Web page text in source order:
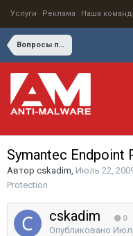
Услуги Реклама Наша
Вопросы по Symantec Endpoint Protection
Symantec Endpoint
Автор cskadim, Июль 22,
Protection
cskadim 0
Опубликовано